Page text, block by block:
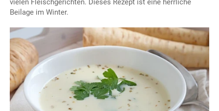
vielen Fleischgerichten. Dieses Rezept ist eine herrliche
Beilage im Winter.